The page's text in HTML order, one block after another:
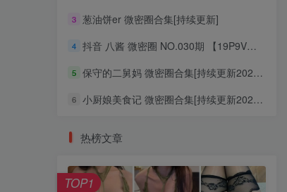
3 葱油饼er 微密圈合集[持续更新]
4 抖音 八酱 微密圈 NO.030期 【19P9V】最新至：2024.5.13
5 保守的二舅妈 微密圈合集[持续更新2024.03.24]
6 小厨娘美食记 微密圈合集[持续更新2024.3.31]
热榜文章
TOP1